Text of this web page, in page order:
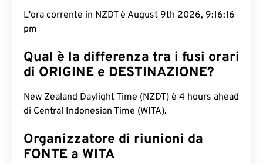
L'ora corrente in NZDT è August 9th 2026, 9:16:17
pm
Qual è la differenza tra i fusi orari
di ORIGINE e DESTINAZIONE?
New Zealand Daylight Time (NZDT) è 4 hours ahead
di Central Indonesian Time (WITA).
Organizzatore di riunioni da
FONTE a WITA